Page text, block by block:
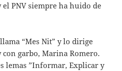
PNV siempre ha huido de
“Mes Nit” y lo dirige
garbo, Marina Romero.
lemas ”Informar, Explicar y